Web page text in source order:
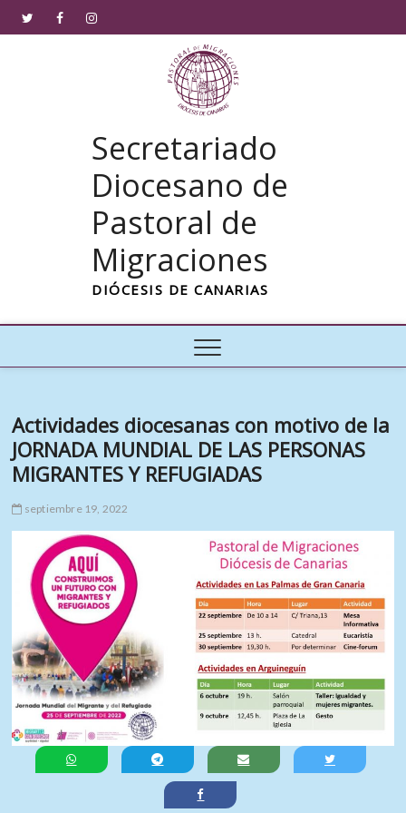
TwitterFacebookInstagram
Secretariado
Diocesano de
Pastoral de
Migraciones
DIÓCESIS DE CANARIAS
Actividades diocesanas con motivo de la
JORNADA MUNDIAL DE LAS PERSONAS
MIGRANTES Y REFUGIADAS
septiembre 19, 2022